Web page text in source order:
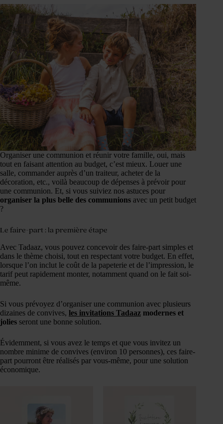
Organiser une communion et réunir votre famille, oui, mais
tout en faisant attention au budget, c’est mieux. Louer une
salle, commander auprès d’un traiteur, acheter de la
décoration, etc., voilà beaucoup de dépenses à prévoir pour
une communion. Et, si vous suiviez nos astuces pour
organiser la plus belle des communions avec un petit budget
?
Le faire-part : la première étape
Avec Tadaaz, vous pouvez concevoir des faire-part simples et
dans le thème choisi, tout en respectant votre budget. En effet,
lorsque l’on inclut le coût de la papeterie et de l’impression, le
tarif peut rapidement monter, notamment quand on le fait soi-
même.
Si vous prévoyez d’organiser une communion avec plusieurs
dizaines de convives, les invitations Tadaaz modernes et
jolies seront une bonne solution.
Évidemment, si vous avez le temps et que vous invitez un
nombre minime de convives (environ 10 personnes), ces faire-
part pourront être réalisés par vous-même, pour une solution
économique.